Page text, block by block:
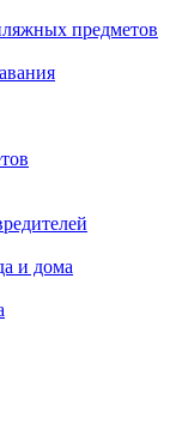
предметов
и дома